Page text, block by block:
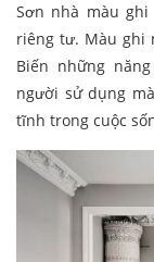
Sơn nhà màu
riêng tư. Màu ghi
Biến những
người sử dụng
tĩnh trong cuộc